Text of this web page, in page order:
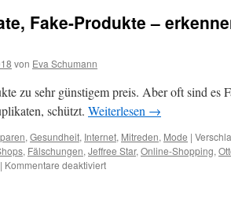
Fake-Produkte –
von Eva Schumann
zu sehr günstigem preis. Aber oft sind es
schützt. Weiterlesen →
, Gesundheit, Internet, Mitreden, Mode |
, Fälschungen, Jeffree Star, Online-Shopping,
| Kommentare deaktiviert